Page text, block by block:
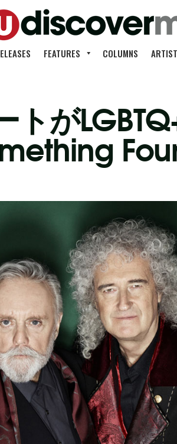
FEATURES COLUMNS
トが